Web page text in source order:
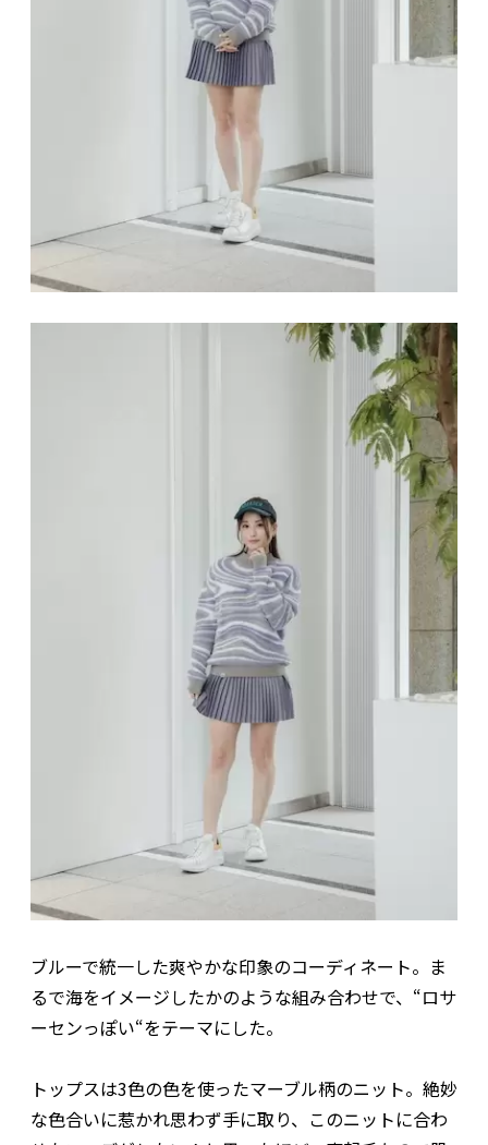
ブルーで統一した爽やかな印象のコーディネート。ま
るで海をイメージしたかのような組み合わせで、“ロサ
ーセンっぽい“をテーマにした。
トップスは3色の色を使ったマーブル柄のニット。絶妙
な色合いに惹かれ思わず手に取り、このニットに合わ